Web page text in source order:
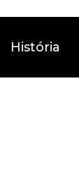
História